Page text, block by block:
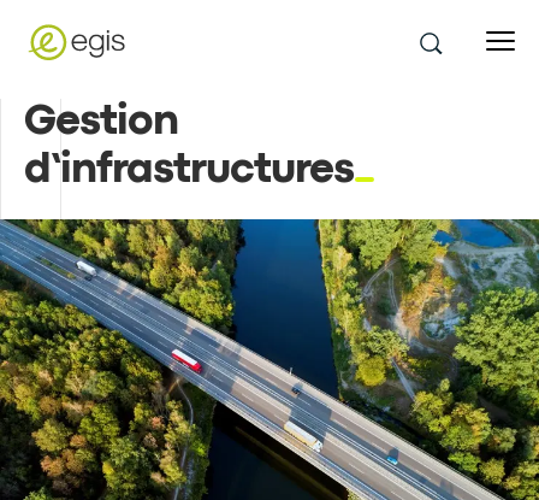
Gestion
d’infrastructures